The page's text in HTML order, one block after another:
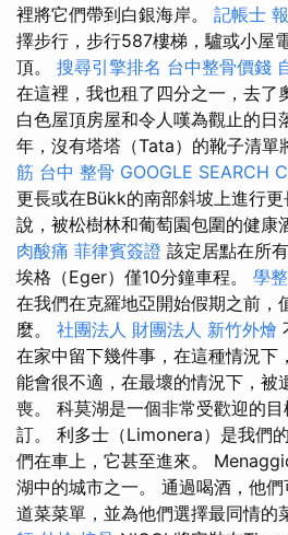
裡將它們帶到白銀海岸。 記帳士
擇步行，步行587樓梯，驢或小屋
頂。 搜尋引擎排名 台中整骨價錢
在這裡，我也租了四分之一，去了
白色屋頂房屋和令人嘆為觀止的
年，沒有塔塔（Tata）的靴子清單
筋 台中 整骨 GOOGLE SEARCH
更長或在Bükk的南部斜坡上進行
說，被松樹林和葡萄園包圍的健康
肉酸痛 菲律賓簽證 該定居點在所
埃格（Eger）僅10分鐘車程。 學
在我們在克羅地亞開始假期之前，
麼。 社團法人 財團法人 新竹外燴
在家中留下幾件事，在這種情況下
能會很不適，在最壞的情況下，被
喪。 科莫湖是一個非常受歡迎的
訂。 利多士（Limonera）是我們
們在車上，它甚至進來。
湖中的城市之一。 通過喝酒，他
道菜菜單，並為他們選擇最同情的